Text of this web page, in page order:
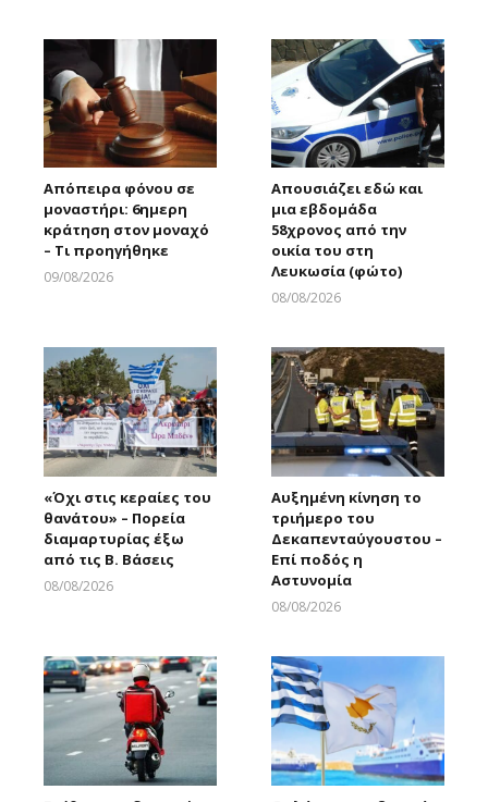
Απόπειρα φόνου σε
μοναστήρι: 6ημερη
κράτηση στον μοναχό
– Τι προηγήθηκε
09/08/2026
Απουσιάζει εδώ και
μια εβδομάδα
58χρονος από την
οικία του στη
Λευκωσία (φώτο)
08/08/2026
«Όχι στις κεραίες του
θανάτου» – Πορεία
διαμαρτυρίας έξω
από τις Β. Βάσεις
08/08/2026
Αυξημένη κίνηση το
τριήμερο του
Δεκαπενταύγουστου –
Επί ποδός η
Αστυνομία
08/08/2026